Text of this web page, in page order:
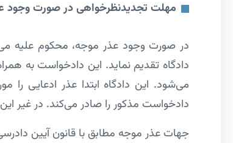
مهلت تجدیدنظرخواهی در صورت وجود
در صورت وجود عذر موجه، محکوم علیه
دادگاه تقدیم نماید. این دادخواست به
می­‌شود. این دادگاه ابتدا عذر ادعایی را
دادخواست مذکور را صادر می‌­کند. در غیر
جهات عذر موجه مطابق با قانون آیین